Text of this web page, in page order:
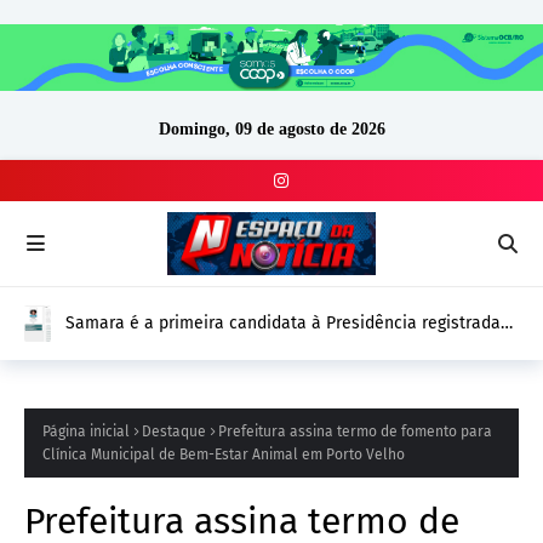
Domingo, 09 de agosto de 2026
Samara é a primeira candidata à Presidência registrada
Página inicial Destaque
Prefeitura assina termo de fomento para
Clínica Municipal de Bem-Estar Animal em Porto Velho
Prefeitura assina termo de